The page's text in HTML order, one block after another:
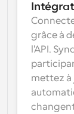
grâce à
l'API.
mettez à